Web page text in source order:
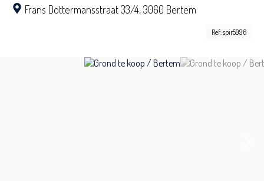
Frans Dottermansstraat 33/4,3060 Bertem
Ref: spir5996